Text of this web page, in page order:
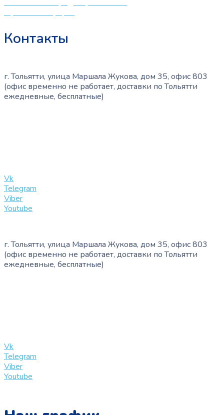
Контакты
г. Тольятти, улица Маршала Жукова, дом 35, офис 803
(офис временно не работает, доставки по Тольятти
ежедневные, бесплатные)
Vk
Telegram
Viber
Youtube
г. Тольятти, улица Маршала Жукова, дом 35, офис 803
(офис временно не работает, доставки по Тольятти
ежедневные, бесплатные)
Vk
Telegram
Viber
Youtube